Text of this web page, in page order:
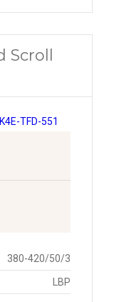
Scroll
380-420/50/3
LBP